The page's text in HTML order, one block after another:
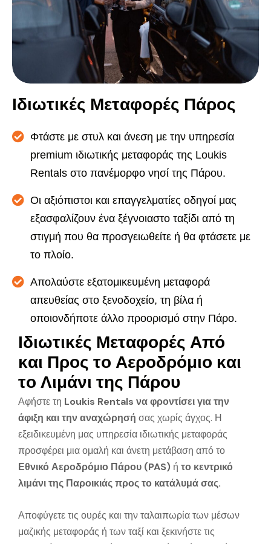
Ιδιωτικές Μεταφορές Πάρος
Φτάστε με στυλ και άνεση με την υπηρεσία
premium ιδιωτικής μεταφοράς της Loukis
Rentals στο πανέμορφο νησί της Πάρου.
Οι αξιόπιστοι και επαγγελματίες οδηγοί μας
εξασφαλίζουν ένα ξέγνοιαστο ταξίδι από τη
στιγμή που θα προσγειωθείτε ή θα φτάσετε με
το πλοίο.
Απολαύστε εξατομικευμένη μεταφορά
απευθείας στο ξενοδοχείο, τη βίλα ή
οποιονδήποτε άλλο προορισμό στην Πάρο.
Ιδιωτικές Μεταφορές Από
και Προς το Αεροδρόμιο και
το Λιμάνι της Πάρου
Αφήστε τη Loukis Rentals να φροντίσει για την
άφιξη και την αναχώρησή σας χωρίς άγχος. Η
εξειδικευμένη μας υπηρεσία ιδιωτικής μεταφοράς
προσφέρει μια ομαλή και άνετη μετάβαση από το
Εθνικό Αεροδρόμιο Πάρου (PAS) ή το κεντρικό
λιμάνι της Παροικιάς προς το κατάλυμά σας.
Αποφύγετε τις ουρές και την ταλαιπωρία των μέσων
μαζικής μεταφοράς ή των ταξί και ξεκινήστε τις